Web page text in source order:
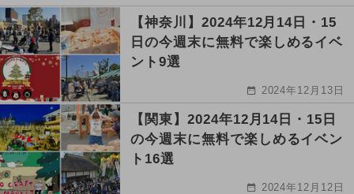
【神奈川】2024年12月14日・15
日の今週末に無料で楽しめるイベ
ント9選
2024年12月13日
【関東】2024年12月14日・15日
の今週末に無料で楽しめるイベン
ト16選
2024年12月12日